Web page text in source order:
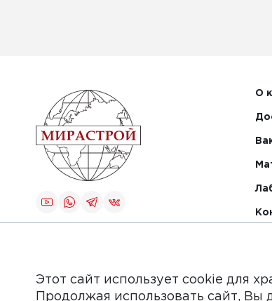
О
Этот сайт использует cookie для
Продолжая использовать сайт,